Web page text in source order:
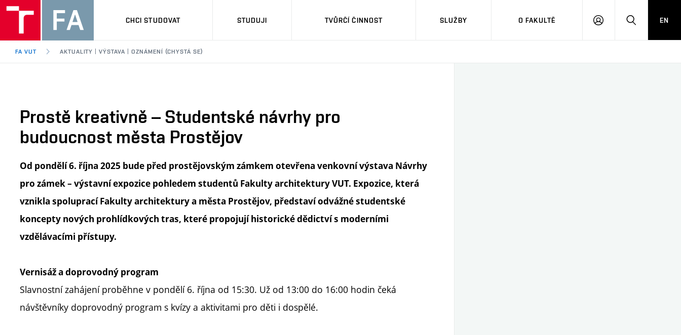
CHCI STUDOVAT STUDUJI TVŮRČÍ ČINNOST SLUŽBY O FAKULTĚ
PŘIHLÁSITHLEDAT
EN
FA VUT AKTUALITY | VÝSTAVA | OZNÁMENÍ (CHYSTÁ SE)
Prostě kreativně – Studentské návrhy pro
budoucnost města Prostějov
Od pondělí 6. října 2025 bude před prostějovským zámkem otevřena venkovní výstava Návrhy
pro zámek – výstavní expozice pohledem studentů Fakulty architektury VUT. Expozice, která
vznikla spoluprací Fakulty architektury a města Prostějov, představí odvážné studentské
koncepty nových prohlídkových tras, které propojují historické dědictví s moderními
vzdělávacími přístupy.
Vernisáž a doprovodný program
Slavnostní zahájení proběhne v pondělí 6. října od 15:30. Už od 13:00 do 16:00 hodin čeká
návštěvníky doprovodný program s kvízy a aktivitami pro děti i dospělé.